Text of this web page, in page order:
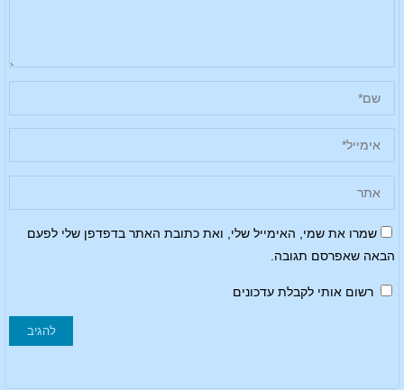
שמרו את שמי, האימייל שלי, ואת כתובת האתר בדפדפן שלי לפעם
הבאה שאפרסם תגובה.
רשום אותי לקבלת עדכונים